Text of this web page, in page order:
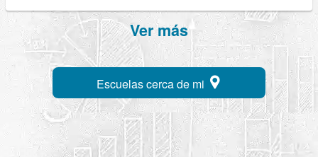
Ver más
Escuelas cerca de mi